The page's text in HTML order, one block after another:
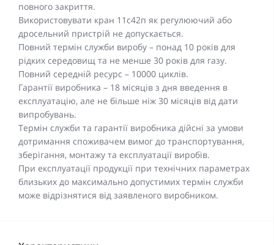
повного закриття.
Використовувати кран 11с42п як регулюючий або
дросельний пристрій не допускається.
Повний термін служби виробу – понад 10 років для
рідких середовищ та не менше 30 років для газу.
Повний середній ресурс – 10000 циклів.
Гарантії виробника – 18 місяців з дня введення в
експлуатацію, але не більше ніж 30 місяців від дати
випробувань.
Термін служби та гарантії виробника дійсні за умови
дотримання споживачем вимог до транспортування,
зберігання, монтажу та експлуатації виробів.
При експлуатації продукції при технічних параметрах
близьких до максимально допустимих термін служби
може відрізнятися від заявленого виробником.